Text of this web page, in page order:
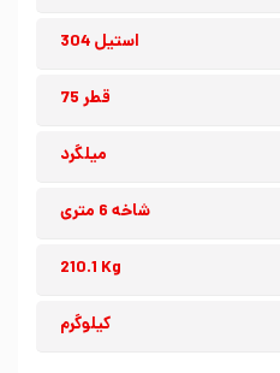
استیل 304
قطر 75
میلگرد
شاخه 6 متری
210.1 Kg
کیلوگرم